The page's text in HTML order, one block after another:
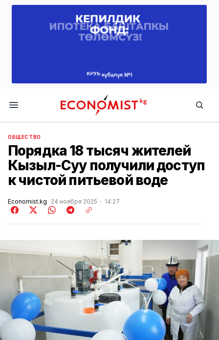
Economist.kg
ОБЩЕСТВО
Порядка 18 тысяч жителей
Кызыл-Суу получили доступ
к чистой питьевой воде
Economist.kg 24 ноября 2025 14:27